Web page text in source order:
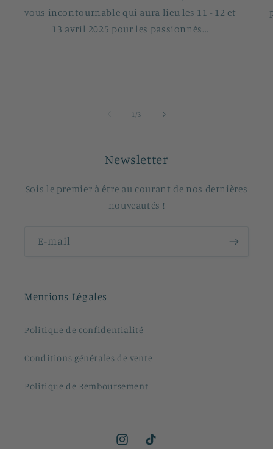
vous incontournable qui aura lieu les 11 - 12 et
13 avril 2025 pour les passionnés...
1 /de3
Newsletter
Sois le premier à être au courant de nos dernières
nouveautés !
E-mail
Mentions Légales
Politique de confidentialité
Conditions générales de vente
Politique de Remboursement
InstagramTikTok